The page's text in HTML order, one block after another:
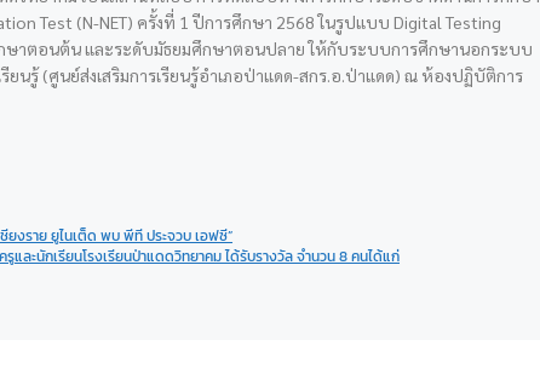
Test (N-NET) ครั้งที่ 1 ปีการศึกษา 2568 ในรูปแบบ Digital Testing
ษาตอนต้น และระดับมัธยมศึกษาตอนปลาย ให้กับระบบการศึกษานอกระบบ
ยนรู้ (ศูนย์ส่งเสริมการเรียนรู้อำเภอป่าแดด-สกร.อ.ป่าแดด) ณ ห้องปฏิบัติการ
ยงราย ยูไนเต็ด พบ พีที ประจวบ เอฟซี”
ละนักเรียนโรงเรียนป่าแดดวิทยาคม ได้รับรางวัล จำนวน 8 คนได้แก่